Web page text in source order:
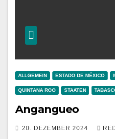
ALLGEMEIN ESTADO DE MÉXICO
QUINTANA ROO STAATEN
Angangueo
20. DEZEMBER 2024